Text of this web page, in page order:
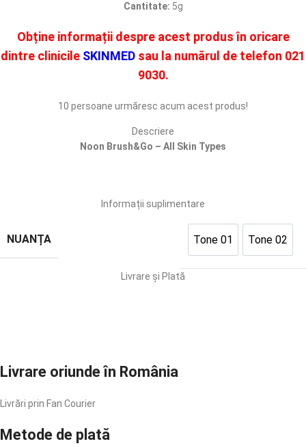
Cantitate: 5g
Obține informații despre acest produs în oricare
dintre clinicile SKINMED sau la numărul de telefon 021
9030.
10 persoane urmăresc acum acest produs!
Descriere
Noon Brush&Go – All Skin Types
Informații suplimentare
NUANȚA Tone 01 Tone 02
Livrare și Plată
Livrare oriunde în România
Livrări prin Fan Courier
Metode de plată